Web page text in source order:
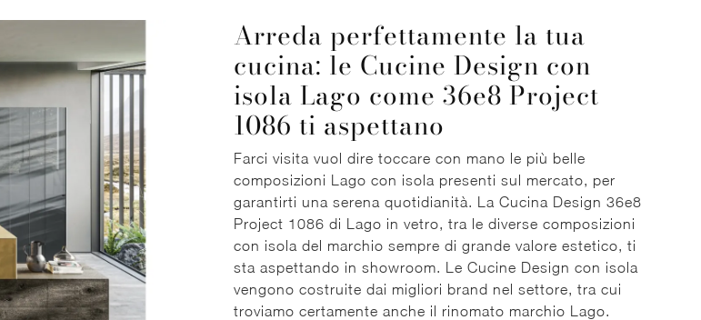
Arreda perfettamente la tua
cucina: le Cucine Design con
isola Lago come 36e8 Project
1086 ti aspettano
Farci visita vuol dire toccare con mano le più belle
composizioni Lago con isola presenti sul mercato, per
garantirti una serena quotidianità. La Cucina Design 36e8
Project 1086 di Lago in vetro, tra le diverse composizioni
con isola del marchio sempre di grande valore estetico, ti
sta aspettando in showroom. Le Cucine Design con isola
vengono costruite dai migliori brand nel settore, tra cui
troviamo certamente anche il rinomato marchio Lago.